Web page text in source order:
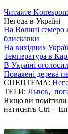
Читайте
Негода в Україні
На Волині семеро
блискавки
На вихідних
Температура в
В Україні
Повалені дерева
СПЕЦТЕМА:
ТЕГИ: Львов,
Якщо ви помітили
натисніть Ctrl +